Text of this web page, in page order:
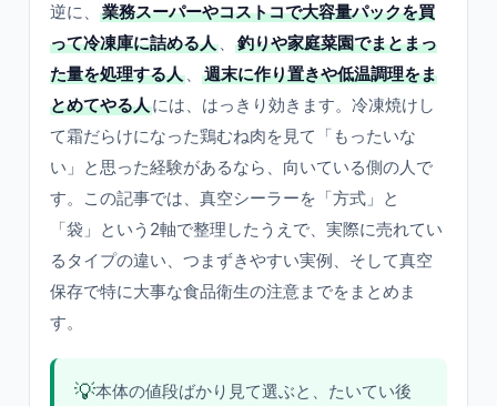
逆に、
業務スーパーやコストコで大容量パックを買
って冷凍庫に詰める人 、
釣りや家庭菜園でまとまっ
た量を処理する人 、
週末に作り置きや低温調理をま
とめてやる人には、はっきり効きます。冷凍焼けし
て霜だらけになった鶏むね肉を見て「もったいな
い」と思った経験があるなら、向いている側の人で
す。この記事では、真空シーラーを「方式」と
「袋」という2軸で整理したうえで、実際に売れてい
るタイプの違い、つまずきやすい実例、そして真空
保存で特に大事な食品衛生の注意までをまとめま
す。
💡本体の値段ばかり見て選ぶと、たいてい後